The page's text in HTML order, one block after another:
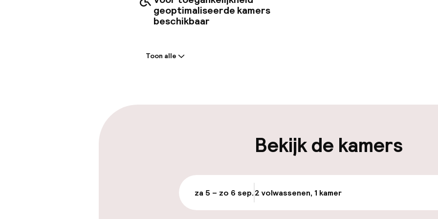
geoptimaliseerde kamers
beschikbaar
Parkeergelegenheid op eigen
Mogelijk extra kosten
Openbaar parkeren
Toon alle
Bekijk de kamers
za 5 – zo 6 sep.2 volwassenen, 1 kamer